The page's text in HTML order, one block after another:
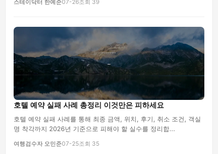
스테이닥터 한예준07-26조회 39
호텔 예약 실패 사례 총정리 이것만은 피하세요
호텔 예약 실패 사례를 통해 최종 금액, 위치, 후기, 취소 조건, 객실
명 착각까지 2026년 기준으로 피해야 할 실수를 정리합...
여행검수자 오민준07-25조회 35